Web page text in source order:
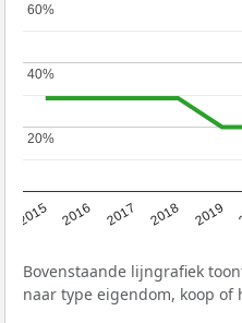
2015 2016 2017 2018 2019
20%
20%
40%
40%
60%
60%
Bovenstaande lijngrafiek
naar type eigendom, koop of